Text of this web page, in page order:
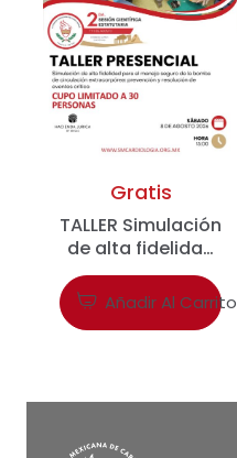
Gratis
TALLER Simulación
de alta fidelidad
para el manejo
seguro de la
resolución de
Añadir Al Carrito